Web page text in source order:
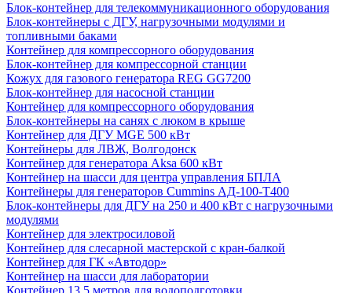
Блок-контейнер для телекоммуникационного оборудования
Блок-контейнеры с ДГУ, нагрузочными модулями и
топливными баками
Контейнер для компрессорного оборудования
Блок-контейнер для компрессорной станции
Кожух для газового генератора REG GG7200
Блок-контейнер для насосной станции
Контейнер для компрессорного оборудования
Блок-контейнеры на санях с люком в крыше
Контейнер для ДГУ MGE 500 кВт
Контейнеры для ЛВЖ, Волгодонск
Контейнер для генератора Aksa 600 кВт
Контейнер на шасси для центра управления БПЛА
Контейнеры для генераторов Cummins АД-100-Т400
Блок-контейнеры для ДГУ на 250 и 400 кВт с нагрузочными
модулями
Контейнер для электросиловой
Контейнер для слесарной мастерской с кран-балкой
Контейнер для ГК «Автодор»
Контейнер на шасси для лаборатории
Контейнер 13,5 метров для водоподготовки